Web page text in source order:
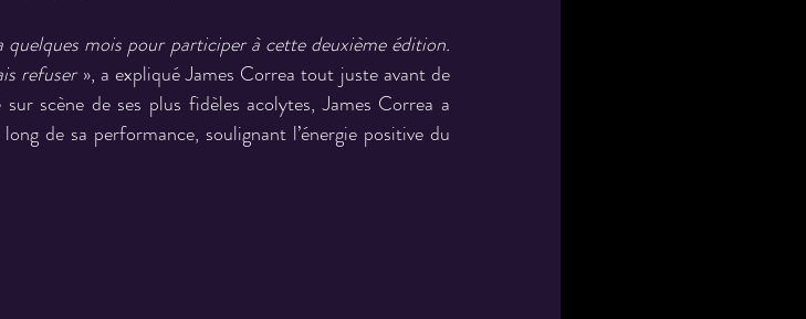
quelques mois pour participer à cette deuxième édition.
refuser », a expliqué James Correa tout juste avant de
scène de ses plus fidèles acolytes, James Correa a
de sa performance, soulignant l’énergie positive du